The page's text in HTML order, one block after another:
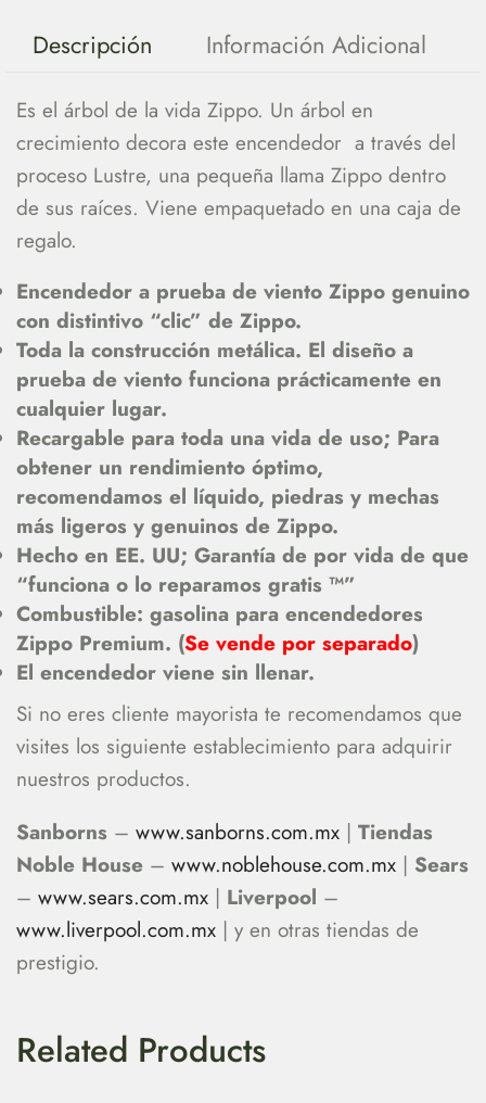
Descripción Información Adicional
Es el árbol de la vida Zippo. Un árbol en
crecimiento decora este encendedor a través del
proceso Lustre, una pequeña llama Zippo dentro
de sus raíces. Viene empaquetado en una caja de
regalo.
Encendedor a prueba de viento Zippo genuino
con distintivo “clic” de Zippo.
Toda la construcción metálica. El diseño a
prueba de viento funciona prácticamente en
cualquier lugar.
Recargable para toda una vida de uso; Para
obtener un rendimiento óptimo,
recomendamos el líquido, piedras y mechas
más ligeros y genuinos de Zippo.
Hecho en EE. UU; Garantía de por vida de que
“funciona o lo reparamos gratis ™”
Combustible: gasolina para encendedores
Zippo Premium. (Se vende por separado)
El encendedor viene sin llenar.
Si no eres cliente mayorista te recomendamos que
visites los siguiente establecimiento para adquirir
nuestros productos.
Sanborns – www.sanborns.com.mx | Tiendas
Noble House – www.noblehouse.com.mx | Sears
– www.sears.com.mx | Liverpool –
www.liverpool.com.mx | y en otras tiendas de
prestigio.
Related Products